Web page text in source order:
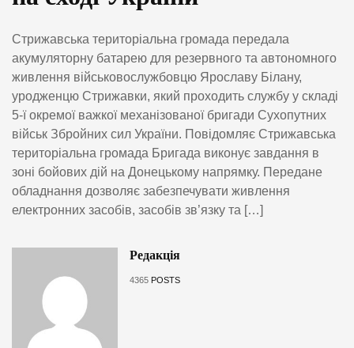
Стрижавська територіальна громада передала
акумуляторну батарею для резервного та автономного
живлення військовослужбовцю Ярославу Білану,
уродженцю Стрижавки, який проходить службу у складі
5-ї окремої важкої механізованої бригади Сухопутних
військ Збройних сил України. Повідомляє Стрижавська
територіальна громада Бригада виконує завдання в
зоні бойових дій на Донецькому напрямку. Передане
обладнання дозволяє забезпечувати живлення
електронних засобів, засобів зв’язку та […]
Редакція
4365 POSTS